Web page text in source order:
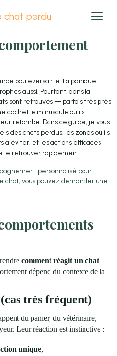
bouleversante. La panique
aussi. Pourtant, dans la
sont retrouvés — parfois très près
cachette minuscule où ils
retombe. Dans ce guide, je vous
des chats perdus, les zones où ils
à éviter, et les actions efficaces
le retrouver rapidement.
personnalisé pour
chat, vous pouvez demander une
comment réagit un chat
dépend du contexte de la
très fréquent)
du panier, du vétérinaire,
Leur réaction est instinctive :
unique,